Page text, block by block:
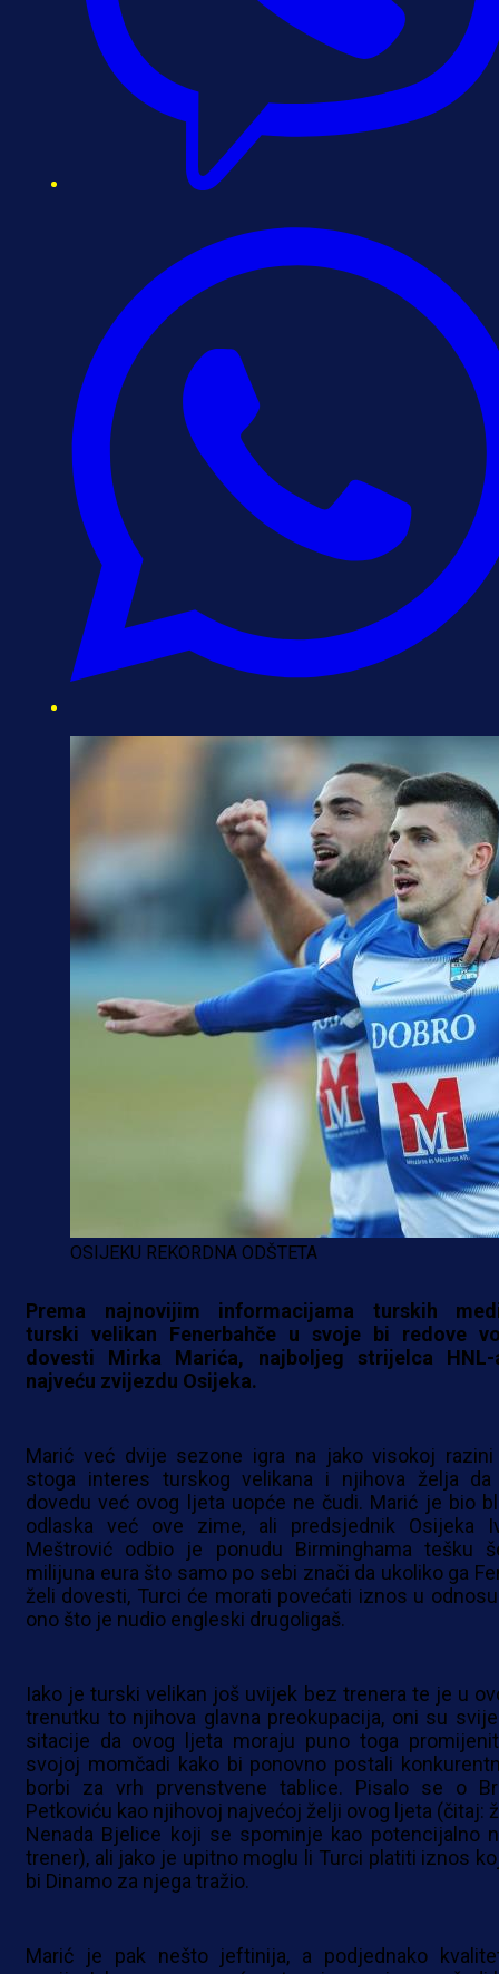
OSIJEKU REKORDNA ODŠTETA
Prema najnovijim informacijama turskih
turski velikan Fenerbahče u svoje bi redove
dovesti Mirka Marića, najboljeg strijelca
najveću zvijezdu Osijeka.
Marić već dvije sezone igra na jako visokoj razini
stoga interes turskog velikana i njihova želja da
dovedu već ovog ljeta uopće ne čudi. Marić je bio
odlaska već ove zime, ali predsjednik Osijeka
Meštrović odbio je ponudu Birminghama tešku
milijuna eura što samo po sebi znači da ukoliko ga
želi dovesti, Turci će morati povećati iznos u
ono što je nudio engleski drugoligaš.
Iako je turski velikan još uvijek bez trenera te je u
trenutku to njihova glavna preokupacija, oni su
sitacije da ovog ljeta moraju puno toga
svojoj momčadi kako bi ponovno postali
borbi za vrh prvenstvene tablice. Pisalo se o
Petkoviću kao njihovoj najvećoj želji ovog ljeta (čitaj:
Nenada Bjelice koji se spominje kao potencijalno
trener), ali jako je upitno moglu li Turci platiti iznos
bi Dinamo za njega tražio.
Marić je pak nešto jeftinija, a podjednako